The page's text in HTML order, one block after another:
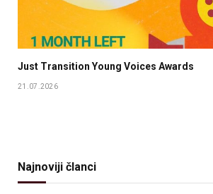
Just Transition Young Voices Awards
21.07.2026
Najnoviji članci